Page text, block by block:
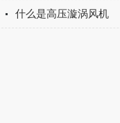
什么是高压漩涡风机